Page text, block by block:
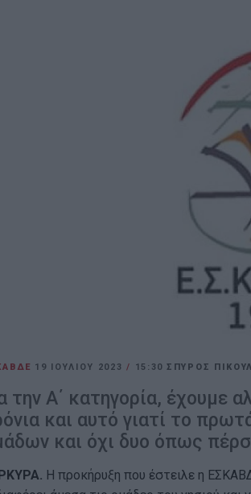
19 ΙΟΥΛΊΟΥ 2023/ 15:30 ΣΠΥΡΟΣ
την Α΄ κατηγορία, έχουμε
και αυτό γιατί το
και όχι δυο όπως
Η προκήρυξη που έστειλε η